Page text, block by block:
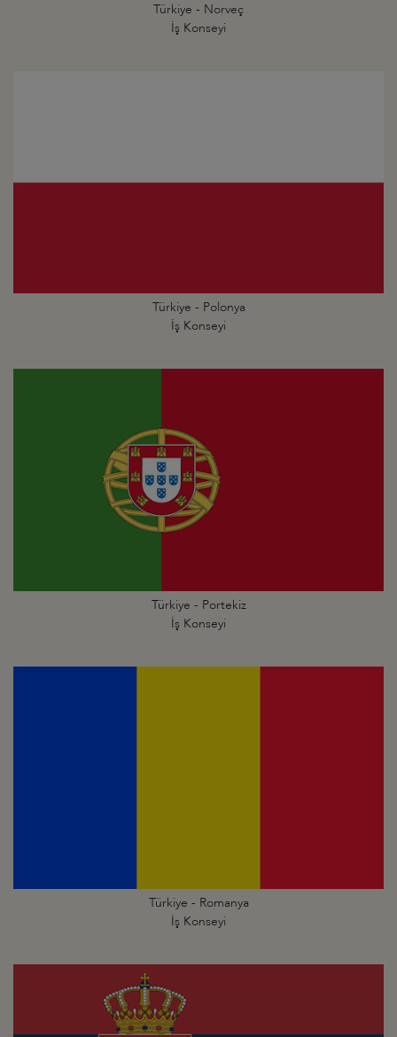
Türkiye - Norveç
İş Konseyi
Türkiye - Polonya
İş Konseyi
Türkiye - Portekiz
İş Konseyi
Türkiye - Romanya
İş Konseyi